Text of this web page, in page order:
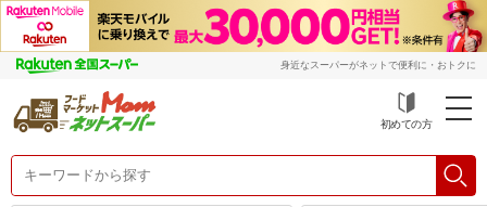
身近なスーパーがネットで便利に・おトクに
初めての方